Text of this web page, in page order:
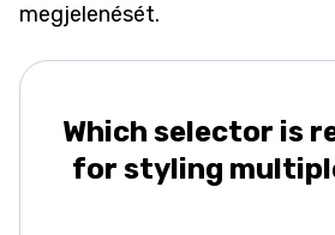
megjelenését.
Which selector is
for styling